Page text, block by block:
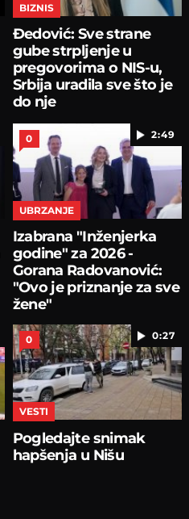
BIZNIS
Đedović: Sve strane
gube strpljenje u
pregovorima o NIS-u,
Srbija uradila sve što je
do nje
2:49
0
UBRZANJE
Izabrana "Inženjerka
godine" za 2026 -
Gorana Radovanović:
"Ovo je priznanje za sve
žene"
0:27
0
VESTI
Pogledajte snimak
hapšenja u Nišu